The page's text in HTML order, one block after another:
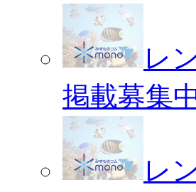
レ
掲載募集
レ